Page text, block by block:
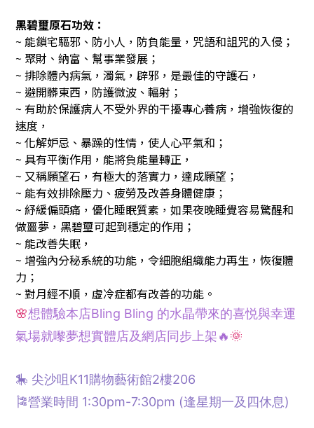
黑碧璽原石功效：
~ 能鎖宅驅邪、防小人，防負能量，咒語和詛咒的入侵；
~ 聚財、納富、幫事業發展；
~ 排除體內病氣，濁氣，辟邪，是最佳的守護石，
~ 避開髒東西，防護微波、輻射；
~ 有助於保護病人不受外界的干擾專心養病，增強恢復的
速度，
~ 化解妒忌、暴躁的性情，使人心平氣和；
~ 具有平衡作用，能將負能量轉正，
~ 又稱願望石，有極大的落實力，達成願望；
~ 能有效排除壓力、疲勞及改善身體健康；
~ 紓緩偏頭痛，優化睡眠質素，如果夜晚睡覺容易驚醒和
做噩夢， 黑碧璽可起到穩定的作用；
~ 能改善失眠，
~ 增強內分秘系統的功能，令細胞組織能力再生，恢復體
力；
~ 對月經不順，虛冷症都有改善的功能。
🌸想體驗本店Bling Bling 的水晶帶來的喜悦與幸運
氣場就嚟夢想實體店及網店同步上架🔥🌞
🎠 尖沙咀K11購物藝術館2樓206
🎏營業時間 1:30pm-7:30pm (逢星期一及四休息)